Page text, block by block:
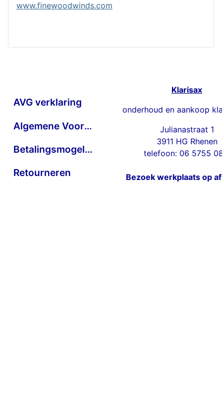
www.finewoodwinds.com
AVG verklaring
Algemene Voorwaarden
Betalingsmogelijkheden
Retourneren
Klarisax
onderhoud en aankoop
Julianastraat 1
3911 HG Rhenen
telefoon: 06 5755
Bezoek werkplaats op